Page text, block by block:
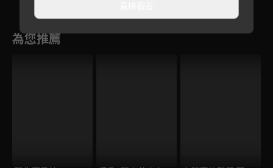
為您推薦